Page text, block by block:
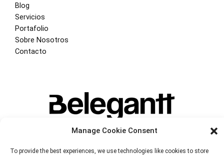
Manage Cookie Consent
To provide the best experiences, we use technologies like cookies to store
Blog
Servicios
Portafolio
Sobre Nosotros
Contacto